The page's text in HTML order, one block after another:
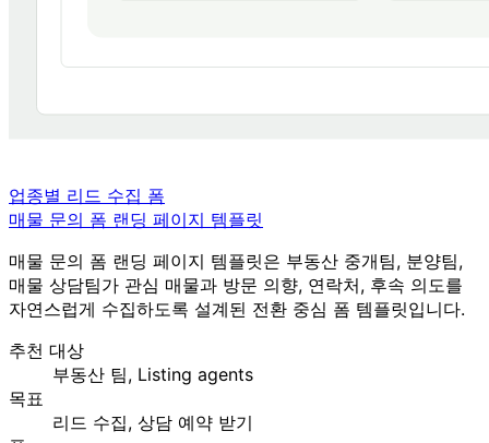
업종별 리드 수집 폼
매물 문의 폼 랜딩 페이지 템플릿
매물 문의 폼 랜딩 페이지 템플릿은 부동산 중개팀, 분양팀,
매물 상담팀가 관심 매물과 방문 의향, 연락처, 후속 의도를
자연스럽게 수집하도록 설계된 전환 중심 폼 템플릿입니다.
추천 대상
부동산 팀, Listing agents
목표
리드 수집, 상담 예약 받기